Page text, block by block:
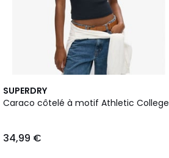
SUPERDRY
Caraco côtelé à motif Athletic College
34,99 €